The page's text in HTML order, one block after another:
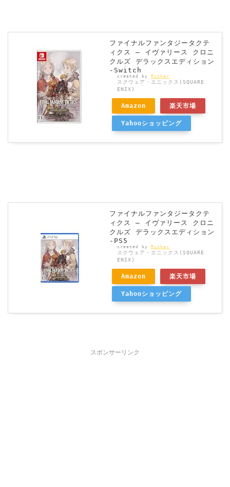
ファイナルファンタジータクテ
ィクス – イヴァリース クロニ
クルズ デラックスエディション
-Switch
created by Rinker
スクウェア・エニックス(SQUARE
ENIX)
Amazon 楽天市場
Yahooショッピング
ファイナルファンタジータクテ
ィクス – イヴァリース クロニ
クルズ デラックスエディション
-PS5
created by Rinker
スクウェア・エニックス(SQUARE
ENIX)
Amazon 楽天市場
Yahooショッピング
スポンサーリンク